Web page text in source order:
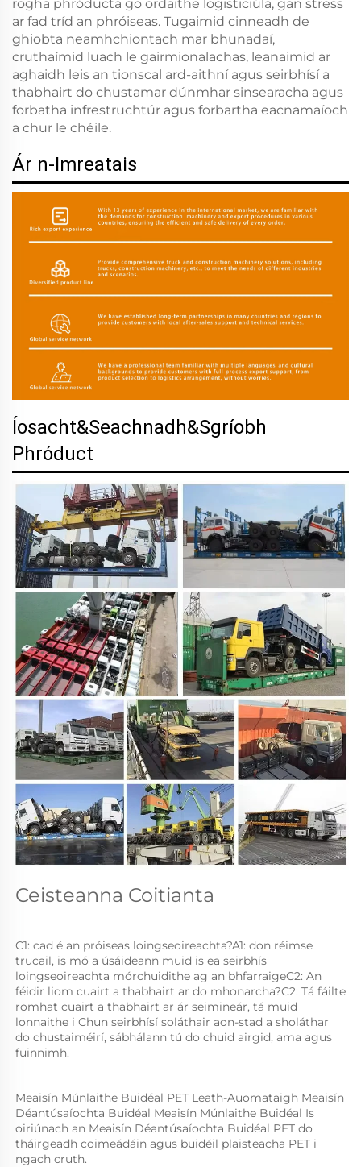
rogha phróducta go ordaithe logisticiúla, gan stress
ar fad tríd an phróiseas. Tugaimid cinneadh de
ghiobta neamhchiontach mar bhunadaí,
cruthaímid luach le gairmionalachas, leanaimid ar
aghaidh leis an tionscal ard-aithní agus seirbhísí a
thabhairt do chustamar dúnmhar sinsearacha agus
forbatha infrestruchtúr agus forbartha eacnamaíoch
a chur le chéile.
Ár n-Imreatais
Íosacht&Seachnadh&Sgríobh
Phróduct
Ceisteanna Coitianta
C1: cad é an próiseas loingseoireachta?A1: don réimse
trucail, is mó a úsáideann muid is ea seirbhís
loingseoireachta mórchuidithe ag an bhfarraigeC2: An
féidir liom cuairt a thabhairt ar do mhonarcha?C2: Tá fáilte
romhat cuairt a thabhairt ar ár seimineár, tá muid
lonnaithe i Chun seirbhísí soláthair aon-stad a sholáthar
do chustaiméirí, sábhálann tú do chuid airgid, ama agus
fuinnimh.
Meaisín Múnlaithe Buidéal PET Leath-Auomataigh Meaisín
Déantúsaíochta Buidéal Meaisín Múnlaithe Buidéal Is
oiriúnach an Meaisín Déantúsaíochta Buidéal PET do
tháirgeadh coimeádáin agus buidéil plaisteacha PET i
ngach cruth.